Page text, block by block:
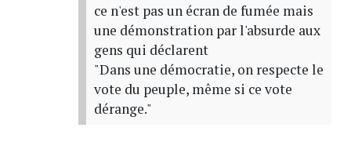
ce n'est pas un écran de fumée mais
une démonstration par l'absurde aux
gens qui déclarent
"Dans une démocratie, on respecte le
vote du peuple, même si ce vote
dérange."